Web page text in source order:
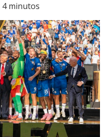
4 minutos